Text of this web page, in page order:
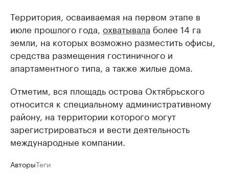
Территория, осваиваемая на первом этапе в
июле прошлого года, охватывала более 14 га
земли, на которых возможно разместить офисы,
средства размещения гостиничного и
апартаментного типа, а также жилые дома.
Отметим, вся площадь острова Октябрьского
относится к специальному административному
району, на территории которого могут
зарегистрироваться и вести деятельность
международные компании.
АвторыТеги